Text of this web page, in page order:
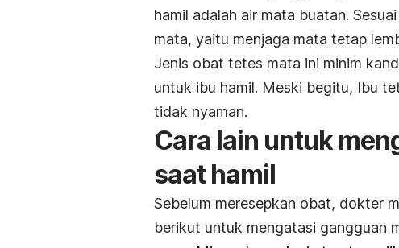
hamil adalah air mata buatan.
mata, yaitu menjaga mata tetap
Jenis obat tetes mata ini minim
untuk ibu hamil. Meski begitu, Ibu
tidak nyaman.
Cara lain untuk
saat hamil
Sebelum meresepkan obat, dokter
berikut untuk mengatasi gangguan